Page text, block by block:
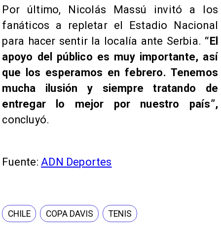
Por último, Nicolás Massú invitó a los
fanáticos a repletar el Estadio Nacional
para hacer sentir la localía ante Serbia. “El
apoyo del público es muy importante, así
que los esperamos en febrero. Tenemos
mucha ilusión y siempre tratando de
entregar lo mejor por nuestro país”,
concluyó.
Fuente:ADN Deportes
CHILE COPA DAVIS TENIS